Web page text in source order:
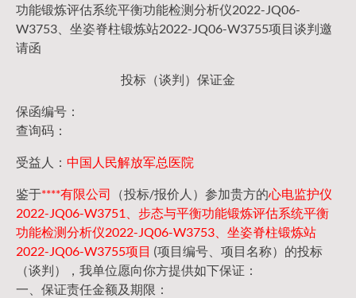
功能锻炼评估系统平衡功能检测分析仪2022-JQ06-
W3753、坐姿脊柱锻炼站2022-JQ06-W3755项目谈判邀
请函
投标（谈判）保证金
保函编号：
查询码：
受益人： 中国人民解放军总医院
鉴于****有限公司 （投标/报价人）参加贵方的心电监护仪
2022-JQ06-W3751、步态与平衡功能锻炼评估系统平衡
功能检测分析仪2022-JQ06-W3753、坐姿脊柱锻炼站
2022-JQ06-W3755项目 (项目编号、项目名称）的投标
（谈判），我单位愿向你方提供如下保证：
一、保证责任金额及期限：